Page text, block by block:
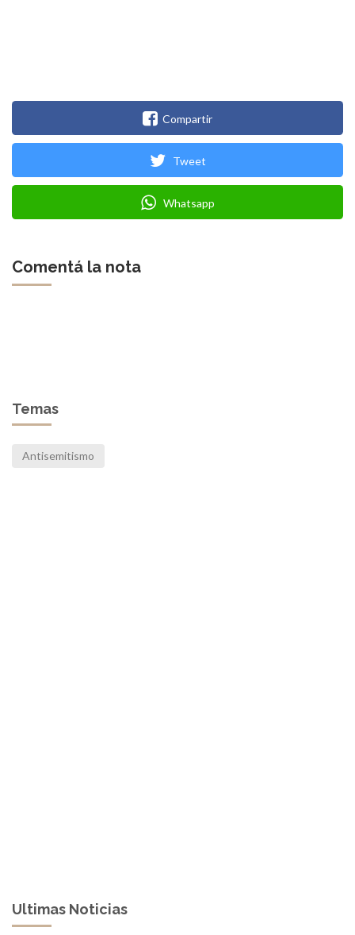
Compartir
Tweet
Whatsapp
Comentá la nota
Temas
Antisemitismo
Ultimas Noticias